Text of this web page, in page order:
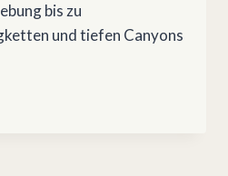
bis zu
und tiefen Canyons